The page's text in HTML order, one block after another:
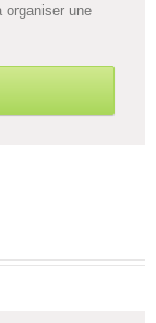
organiser une